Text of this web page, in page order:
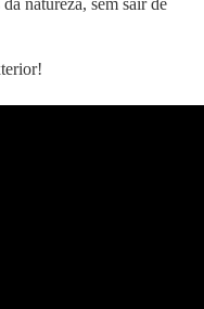
natureza, sem sair de